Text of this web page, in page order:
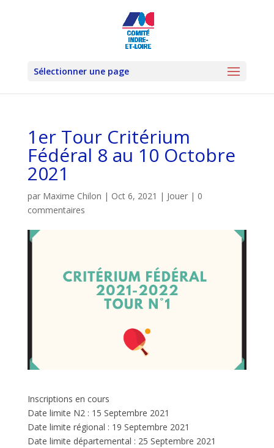
Sélectionner une page
1er Tour Critérium
Fédéral 8 au 10 Octobre
2021
par Maxime Chilon | Oct 6, 2021 | Jouer| 0
commentaires
Inscriptions en cours
Date limite N2 : 15 Septembre 2021
Date limite régional : 19 Septembre 2021
Date limite départemental : 25 Septembre 2021